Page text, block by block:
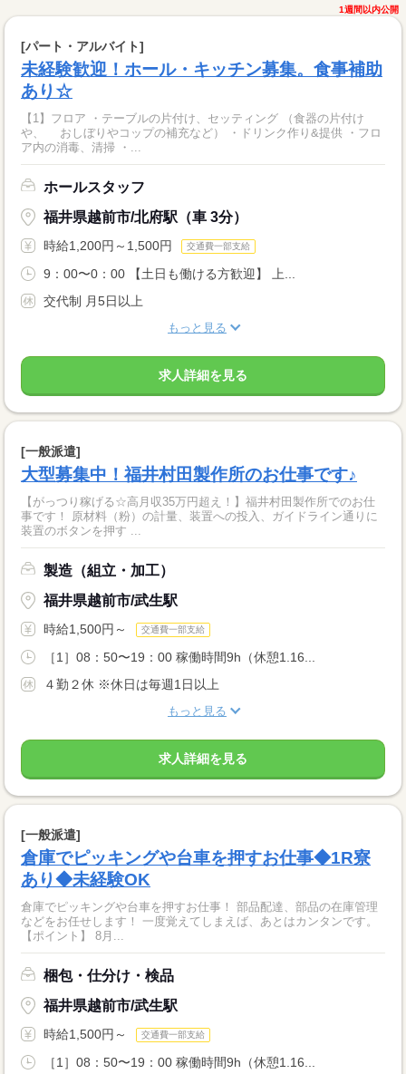
1週間以内公開
[パート・アルバイト]
未経験歓迎！ホール・キッチン募集。食事補助
あり☆
【1】フロア ・テーブルの片付け、セッティング （食器の片付け
や、 おしぼりやコップの補充など） ・ドリンク作り&提供 ・フロ
ア内の消毒、清掃 ・...
ホールスタッフ
福井県越前市/北府駅（車 3分）
時給1,200円～1,500円 交通費一部支給
9：00〜0：00 【土日も働ける方歓迎】 上...
交代制 月5日以上
もっと見る
求人詳細を見る
[一般派遣]
大型募集中！福井村田製作所のお仕事です♪
【がっつり稼げる☆高月収35万円超え！】福井村田製作所でのお仕
事です！ 原材料（粉）の計量、装置への投入、ガイドライン通りに
装置のボタンを押す ...
製造（組立・加工）
福井県越前市/武生駅
時給1,500円～ 交通費一部支給
［1］08：50〜19：00 稼働時間9h（休憩1.16...
４勤２休 ※休日は毎週1日以上
もっと見る
求人詳細を見る
[一般派遣]
倉庫でピッキングや台車を押すお仕事◆1R寮
あり◆未経験OK
倉庫でピッキングや台車を押すお仕事！ 部品配達、部品の在庫管理
などをお任せします！ 一度覚えてしまえば、あとはカンタンです。
【ポイント】 8月...
梱包・仕分け・検品
福井県越前市/武生駅
時給1,500円～ 交通費一部支給
［1］08：50〜19：00 稼働時間9h（休憩1.16...